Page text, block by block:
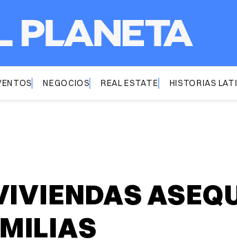
NEGOCIOS REAL ESTATE HISTORIAS